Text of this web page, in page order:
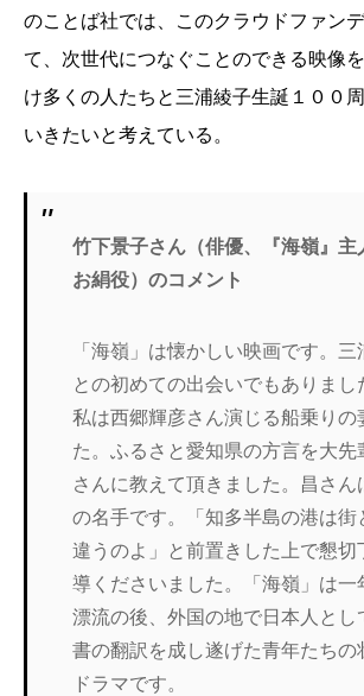
のことば社では、このクラウドファン
て、次世代につなぐことのできる映像
け多くの人たちと三浦綾子生誕１００
いきたいと考えている。
竹下景子さん（俳優、『海嶺』主
お絹役）のコメント
「海嶺」は懐かしい映画です。三
との初めての出会いでもありまし
私は西郷輝彦さん演じる船乗りの
た。ふるさと愛知県の方言を大先
さんに教えて頂きました。昌さん
の名手です。「知多半島の港は街
違うのよ」と前置きした上で懇切
導くださいました。「海嶺」は一
漂流の後、外国の地で日本人とし
書の翻訳を成し遂げた青年たちの
ドラマです。